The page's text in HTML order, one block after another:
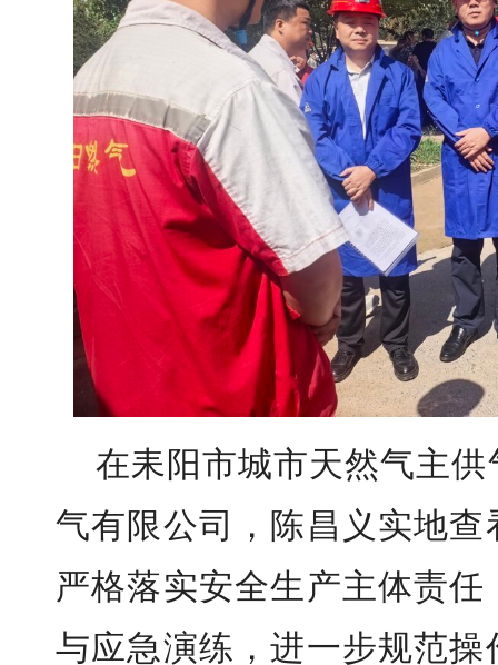
在耒阳市城市天然气主
气有限公司，陈昌义实地
严格落实安全生产主体责
与应急演练，进一步规范